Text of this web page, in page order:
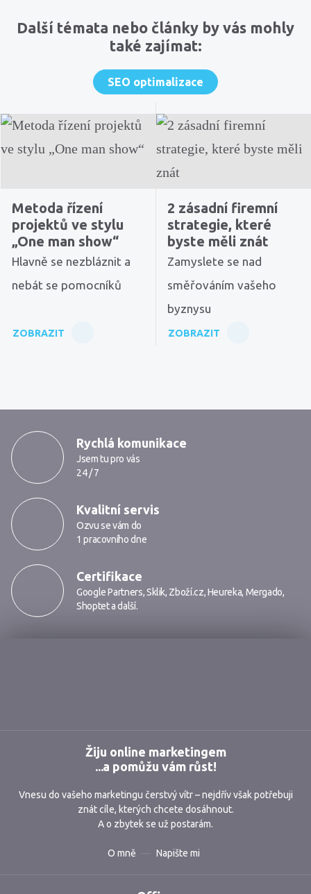
Další témata nebo články by vás mohly
také zajímat:
SEO optimalizace
Metoda řízení
projektů ve stylu
„One man show“
Hlavně se nezbláznit a
nebát se pomocníků
ZOBRAZIT
2 zásadní firemní
strategie, které
byste měli znát
Zamyslete se nad
směřováním vašeho
byznysu
ZOBRAZIT
MarkMedia
Rychlá komunikace
Jsem tu pro vás
24 / 7
Kvalitní servis
Ozvu se vám do
1 pracovního dne
Certifikace
Google Partners,Sklik, Zboží.cz,Heureka, Mergado,
Shopteta další.
Žiju online marketingem
...a pomůžu vám růst!
Vnesu do vašeho marketingu čerstvý vítr – nejdřív však potřebuji
znát cíle, kterých chcete dosáhnout.
A o zbytek se už postarám.
O mně Napište mi